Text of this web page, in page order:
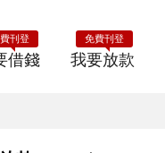
借錢
刊登
我要放款
免費刊登